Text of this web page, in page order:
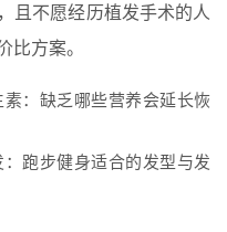
且不愿经历植发手术的人
比方案。
：缺乏哪些营养会延长恢
跑步健身适合的发型与发